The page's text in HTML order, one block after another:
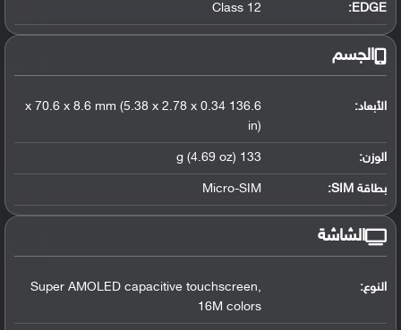
EDGE:
Class 12
الجسم
الأبعاد:
136.6 x 70.6 x 8.6 mm (5.38 x 2.78 x 0.34
in)
الوزن: 133 g (4.69 oz)
بطاقة SIM: Micro-SIM
الشاشة
النوع:
Super AMOLED capacitive touchscreen,
16M colors